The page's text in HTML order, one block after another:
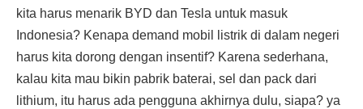
kita harus menarik BYD dan Tesla untuk masuk
Indonesia? Kenapa demand mobil listrik di dalam negeri
harus kita dorong dengan insentif? Karena sederhana,
kalau kita mau bikin pabrik baterai, sel dan pack dari
lithium, itu harus ada pengguna akhirnya dulu, siapa? ya